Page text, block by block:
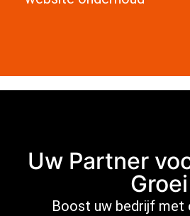
Uw Partner
Groei
Boost uw bedrijf met